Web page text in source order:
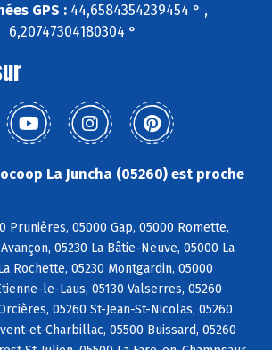
GPS : 44,6584354239454 ° ,
6,20747304180304 °
La Juncha (05260) est proche
Prunières, 05000 Gap, 05000 Romette,
05230 La Bâtie-Neuve, 05000 La
Rochette, 05230 Montgardin, 05000
le-Laus, 05130 Valserres, 05260
05260 St-Jean-St-Nicolas, 05260
et-Charbillac, 05500 Buissard, 05260